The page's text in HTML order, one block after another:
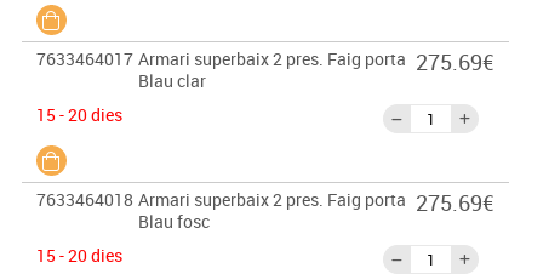
7633464017 Armari superbaix 2 pres. Faig porta
Blau clar
15 - 20 dies
275.69€
7633464018 Armari superbaix 2 pres. Faig porta
Blau fosc
15 - 20 dies
275.69€